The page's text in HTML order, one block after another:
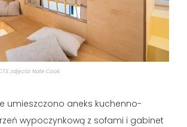
zdjęcia: Nate Cook
umieszczono aneks kuchenno-
wypoczynkową z sofami i gabinet